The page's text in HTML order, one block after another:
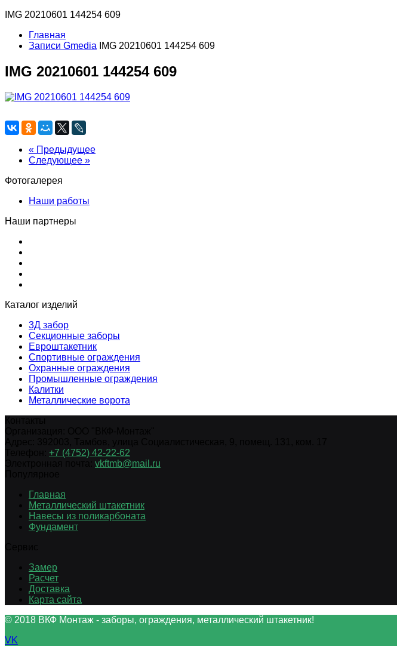
IMG 20210601 144254 609
Главная
Записи Gmedia
IMG 20210601 144254 609
IMG 20210601 144254 609
« Предыдущее
Следующее »
Фотогалерея
Наши работы
Наши партнеры
Каталог изделий
3Д забор
Секционные заборы
Евроштакетник
Спортивные ограждения
Охранные ограждения
Промышленные ограждения
Калитки
Металлические ворота
+7 (4752) 42-22-62
vkftmb@mail.ru
Главная
Металлический штакетник
Навесы из поликарбоната
Фундамент
Замер
Расчет
Доставка
Карта сайта
© 2018 ВКФ Монтаж - заборы, ограждения, металлический штакетник!
VK